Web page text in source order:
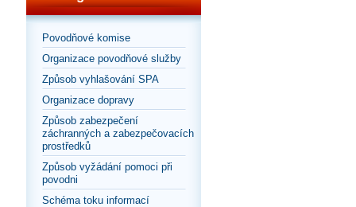
Povodňové komise
Organizace povodňové služby
Způsob vyhlašování SPA
Organizace dopravy
Způsob zabezpečení
záchranných a zabezpečovacích
prostředků
Způsob vyžádání pomoci při
povodni
Schéma toku informací